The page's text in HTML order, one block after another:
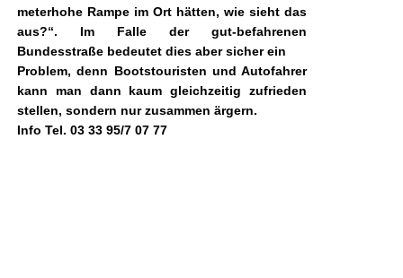
meterhohe Rampe im Ort hätten, wie sieht das
aus?“. Im Falle der gut-befahrenen
Bundesstraße bedeutet dies aber sicher ein
Problem, denn Bootstouristen und Autofahrer
kann man dann kaum gleichzeitig zufrieden
stellen, sondern nur zusammen ärgern.
Info Tel. 03 33 95/7 07 77